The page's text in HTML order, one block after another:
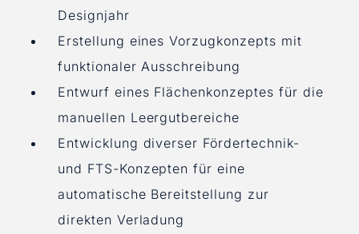
Designjahr
Erstellung eines Vorzugkonzepts mit
funktionaler Ausschreibung
Entwurf eines Flächenkonzeptes für die
manuellen Leergutbereiche
Entwicklung diverser Fördertechnik-
und FTS-Konzepten für eine
automatische Bereitstellung zur
direkten Verladung